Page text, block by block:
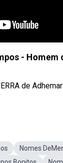
- Homem
de
Nomes